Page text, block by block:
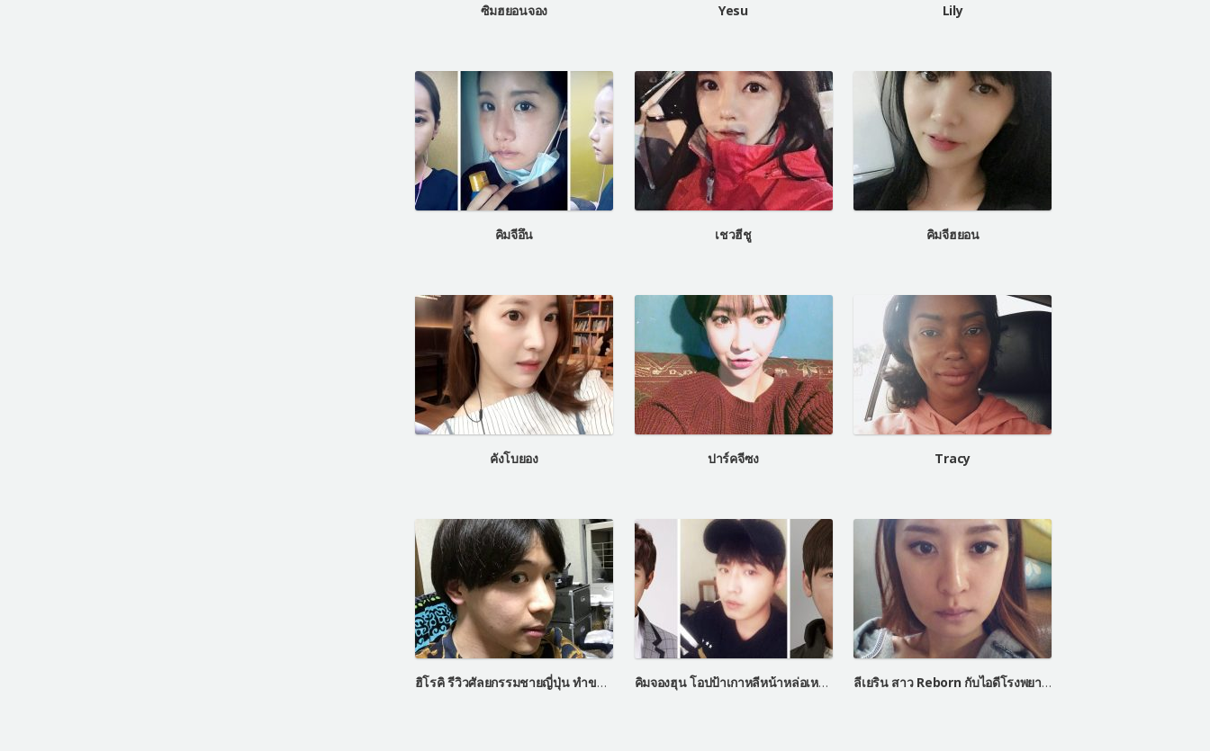
ซิมฮยอนจอง Yesu Lily
คิมจีอึน เชวฮีชู คิมจีฮยอน
คังโบยอง ปาร์คจีซง Tracy
ฮิโรคิ รีวิวศัลยกรรมชายญี่ปุ่น ทำขากรรไกรเหมือนชายรายการเลทมีอิน คิมจองฮุน โอปป้าเกาหลีหน้าหล่อเหมือน Let Me In ลีเยริน สาว Reborn กับไอดีโรงพยาบาลเลทมีอิน